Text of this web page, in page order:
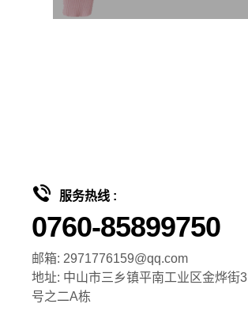
服务热线 :
0760-85899750
邮箱: 2971776159@qq.com
地址: 中山市三乡镇平南工业区金烨街3
号之二A栋